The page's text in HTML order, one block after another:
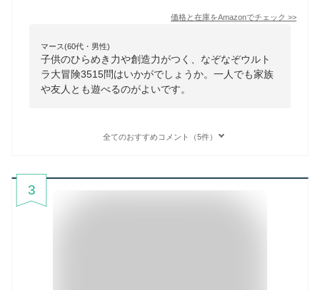
価格と在庫をAmazonでチェック >>
マース(60代・男性)
子供のひらめき力や創造力がつく、なぞなぞウルト
ラ大冒険3515問はいかがでしょうか。一人でも家族
や友人とも遊べるのがよいです。
全てのおすすめコメント（5件）
3